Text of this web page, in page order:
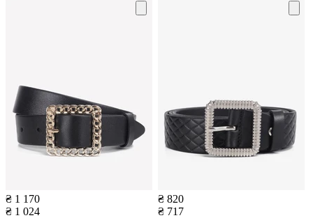
₴ 1 170
₴ 1 024
₴ 820
₴ 717